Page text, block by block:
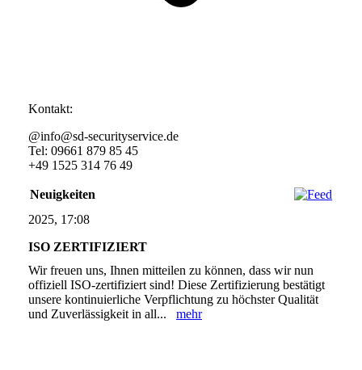
Kontakt:
@info@sd-securityservice.de
Tel: 09661 879 85 45
+49 1525 314 76 49
Neuigkeiten
2025, 17:08
ISO ZERTIFIZIERT
Wir freuen uns, Ihnen mitteilen zu können, dass wir nun
offiziell ISO-zertifiziert sind! Diese Zertifizierung bestätigt
unsere kontinuierliche Verpflichtung zu höchster Qualität
und Zuverlässigkeit in all... mehr